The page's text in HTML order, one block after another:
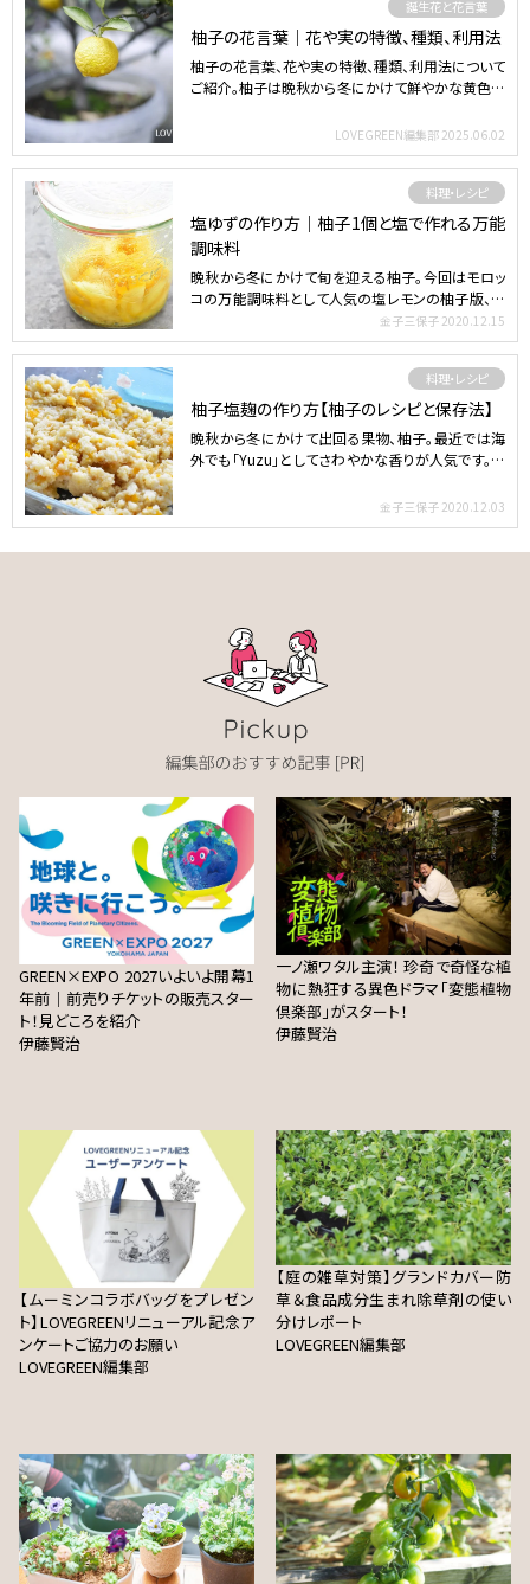
誕生花と花言葉
柚子の花言葉｜花や実の特徴、種類、利用法
柚子の花言葉、花や実の特徴、種類、利用法について
ご紹介。柚子は晩秋から冬にかけて鮮やかな黄色の
LOVEGREEN編集部 2025.06.02
料理・レシピ
塩ゆずの作り方｜柚子1個と塩で作れる万能
調味料
晩秋から冬にかけて旬を迎える柚子。今回はモロッ
コの万能調味料として人気の塩レモンの柚子版、塩
金子三保子 2020.12.15
料理・レシピ
柚子塩麹の作り方【柚子のレシピと保存法】
晩秋から冬にかけて出回る果物、柚子。最近では海
外でも「Yuzu」としてさわやかな香りが人気です。今
金子三保子 2020.12.03
GREEN×EXPO 2027いよいよ開幕1
年前｜前売りチケットの販売スター
ト！見どころを紹介
伊藤賢治
一ノ瀬ワタル主演！ 珍奇で奇怪な植
物に熱狂する異色ドラマ「変態植物
倶楽部」がスタート！
伊藤賢治
【ムーミンコラボバッグをプレゼン
ト】LOVEGREENリニューアル記念ア
ンケートご協力のお願い
LOVEGREEN編集部
【庭の雑草対策】グランドカバー防
草＆食品成分生まれ除草剤の使い
分けレポート
LOVEGREEN編集部